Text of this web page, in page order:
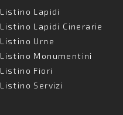
Listino Lapidi
Listino Lapidi Cinerarie
Listino Urne
Listino Monumentini
Listino Fiori
Listino Servizi